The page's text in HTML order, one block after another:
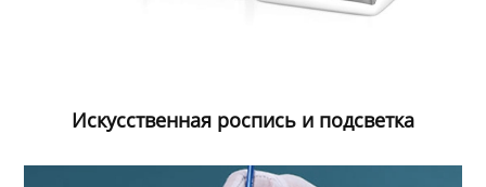
Искусственная роспись и подсветка